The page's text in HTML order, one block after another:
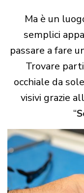
Ma è un
semplici
passare a fare
Trovare
occhiale da
visivi grazie
“